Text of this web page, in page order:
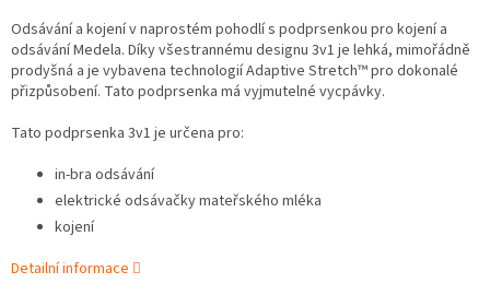
Odsávání a kojení v naprostém pohodlí s podprsenkou pro kojení a
odsávání Medela. Díky všestrannému designu 3v1 je lehká, mimořádně
prodyšná a je vybavena technologií Adaptive Stretch™ pro dokonalé
přizpůsobení. Tato podprsenka má vyjmutelné vycpávky.
Tato podprsenka 3v1 je určena pro:
in-bra odsávání
elektrické odsávačky mateřského mléka
kojení
Detailní informace